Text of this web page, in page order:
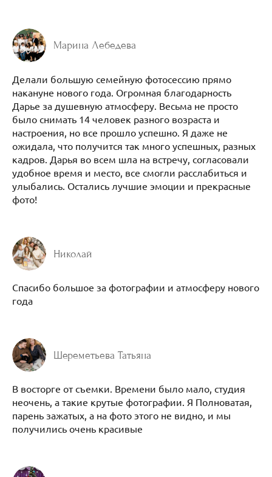
Марина Лебедева
Делали большую семейную фотосессию прямо
накануне нового года. Огромная благодарность
Дарье за душевную атмосферу. Весьма не просто
было снимать 14 человек разного возраста и
настроения, но все прошло успешно. Я даже не
ожидала, что получится так много успешных, разных
кадров. Дарья во всем шла на встречу, согласовали
удобное время и место, все смогли расслабиться и
улыбались. Остались лучшие эмоции и прекрасные
фото!
Николай
Спасибо большое за фотографии и атмосферу нового
года
Шереметьева Татьяна
В восторге от съемки. Времени было мало, студия
неочень, а такие крутые фотографии. Я Полноватая,
парень зажатых, а на фото этого не видно, и мы
получились очень красивые